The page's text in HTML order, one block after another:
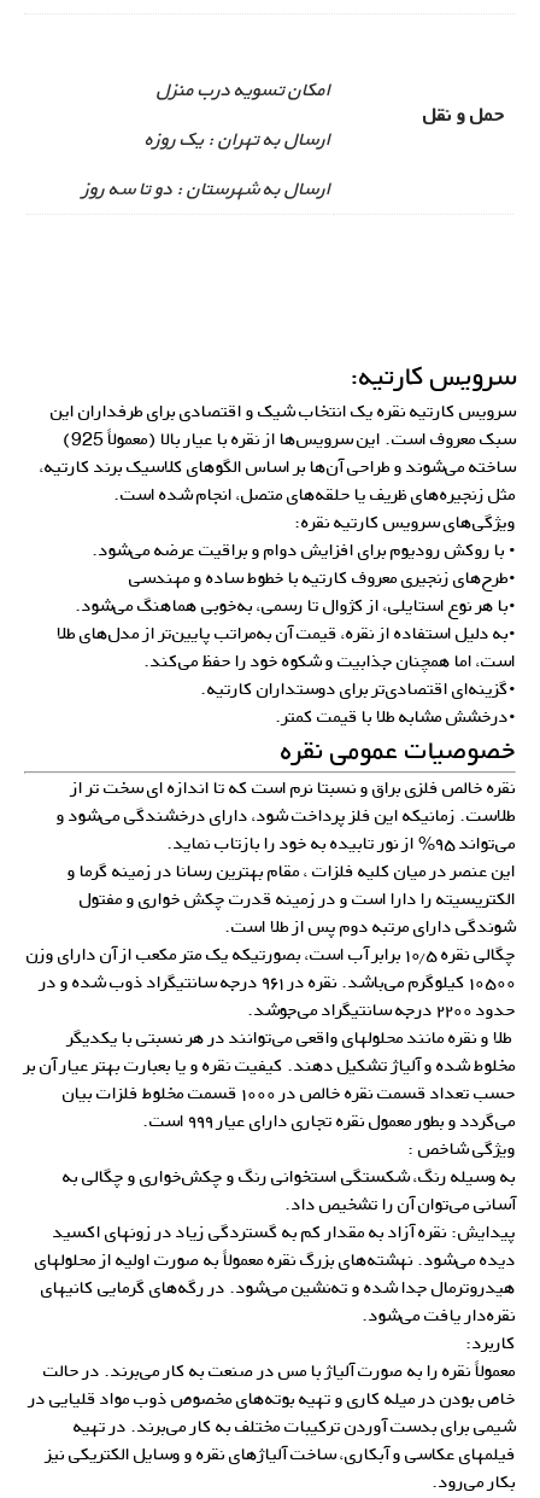
حمل و نقل
امکان تسویه درب منزل
ارسال به تهران : یک روزه
ارسال به شهرستان : دو تا سه روز
سرویس کارتیه:
سرویس کارتیه نقره یک انتخاب شیک و اقتصادی برای طرفداران این
سبک معروف است. این سرویس‌ها از نقره با عیار بالا (معمولاً 925)
ساخته می‌شوند و طراحی آن‌ها بر اساس الگوهای کلاسیک برند کارتیه،
مثل زنجیره‌های ظریف یا حلقه‌های متصل، انجام شده است.
ویژگی‌های سرویس کارتیه نقره:
• با روکش رودیوم برای افزایش دوام و براقیت عرضه می‌شود.
•طرح‌های زنجیری معروف کارتیه با خطوط ساده و مهندسی
•با هر نوع استایلی، از کژوال تا رسمی، به‌خوبی هماهنگ می‌شود.
•به دلیل استفاده از نقره، قیمت آن به‌مراتب پایین‌تر از مدل‌های طلا
است، اما همچنان جذابیت و شکوه خود را حفظ می‌کند.
•گزینه‌ای اقتصادی‌تر برای دوستداران کارتیه.
•درخشش مشابه طلا با قیمت کمتر.
خصوصیات عمومی نقره
نقره خالص فلزی براق و نسبتا نرم است که تا اندازه ای سخت تر از
طلاست. زمانیکه این فلز پرداخت شود، دارای درخشندگی می‌شود و
می‌تواند ۹۵% از نور تابیده به خود را بازتاب نماید.
این عنصر در میان کلیه فلزات ، مقام بهترین رسانا در زمینه گرما و
الکتریسیته را دارا است و در زمینه قدرت چکش خواری و مفتول
شوندگی دارای مرتبه دوم پس از طلا است.
چگالی نقره ۱۰٫۵ برابر آب است، بصورتیکه یک متر مکعب از آن دارای وزن
۱۰۵۰۰ کیلوگرم می‌باشد. نقره در ۹۶۱ درجه سانتیگراد ذوب شده و در
حدود ۲۲۰۰ درجه سانتیگراد می‌جوشد.
طلا و نقره مانند محلولهای واقعی می‌توانند در هر نسبتی با یکدیگر
مخلوط شده و آلیاژ تشکیل دهند. کیفیت نقره و یا بعبارت بهتر عیار آن بر
حسب تعداد قسمت نقره خالص در ۱۰۰۰ قسمت مخلوط فلزات بیان
می‌گردد و بطور معمول نقره تجاری دارای عیار ۹۹۹ است.
ویژگی شاخص :
به وسیله رنگ، شکستگی استخوانی رنگ و چکش‌خواری و چگالی به
آسانی می‌توان آن را تشخیص داد.
پیدایش: نقره آزاد به مقدار کم به گستردگی زیاد در زونهای اکسید
دیده می‌شود. نهشته‌های بزرگ نقره معمولاً به صورت اولیه از محلولهای
هیدروترمال جدا شده و ته‌‌نشین می‌شود. در رگه‌های گرمایی کانیهای
نقره‌دار یافت می‌شود.
کاربرد:
معمولاً نقره را به صورت آلیاژ با مس در صنعت به کار می‌برند. در حالت
خاص بودن در میله کاری و تهیه بوته‌های مخصوص ذوب مواد قلیایی در
شیمی برای بدست آوردن ترکیبات مختلف به کار می‌برند. در تهیه
فیلمهای عکاسی و آبکاری، ساختآلیاژهای نقرهو وسایل الکتریکی نیز
بکار می‌رود.